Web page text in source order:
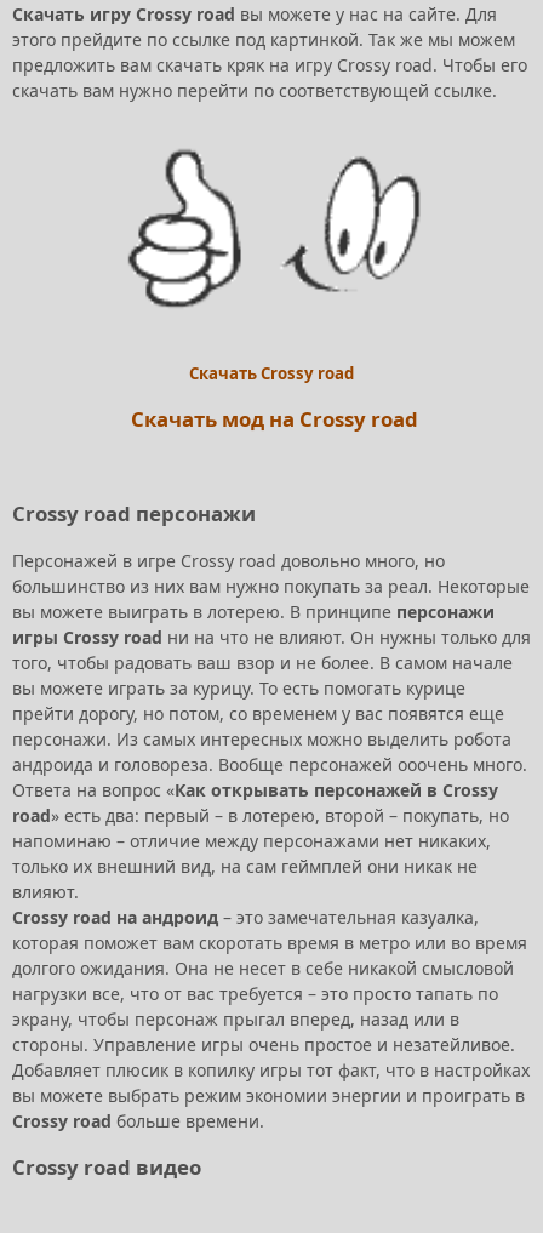
Скачать игру Crossy road вы можете у нас на сайте. Для
этого прейдите по ссылке под картинкой. Так же мы можем
предложить вам скачать кряк на игру Crossy road. Чтобы его
скачать вам нужно перейти по соответствующей ссылке.
Скачать Crossy road
Скачать мод на Crossy road
Crossy road персонажи
Персонажей в игре Crossy road довольно много, но
большинство из них вам нужно покупать за реал. Некоторые
вы можете выиграть в лотерею. В принципе персонажи
игры Crossy road ни на что не влияют. Он нужны только для
того, чтобы радовать ваш взор и не более. В самом начале
вы можете играть за курицу. То есть помогать курице
прейти дорогу, но потом, со временем у вас появятся еще
персонажи. Из самых интересных можно выделить робота
андроида и головореза. Вообще персонажей ооочень много.
Ответа на вопрос «Как открывать персонажей в Crossy
road» есть два: первый – в лотерею, второй – покупать, но
напоминаю – отличие между персонажами нет никаких,
только их внешний вид, на сам геймплей они никак не
влияют.
Crossy road на андроид – это замечательная казуалка,
которая поможет вам скоротать время в метро или во время
долгого ожидания. Она не несет в себе никакой смысловой
нагрузки все, что от вас требуется – это просто тапать по
экрану, чтобы персонаж прыгал вперед, назад или в
стороны. Управление игры очень простое и незатейливое.
Добавляет плюсик в копилку игры тот факт, что в настройках
вы можете выбрать режим экономии энергии и проиграть в
Crossy road больше времени.
Crossy road видео